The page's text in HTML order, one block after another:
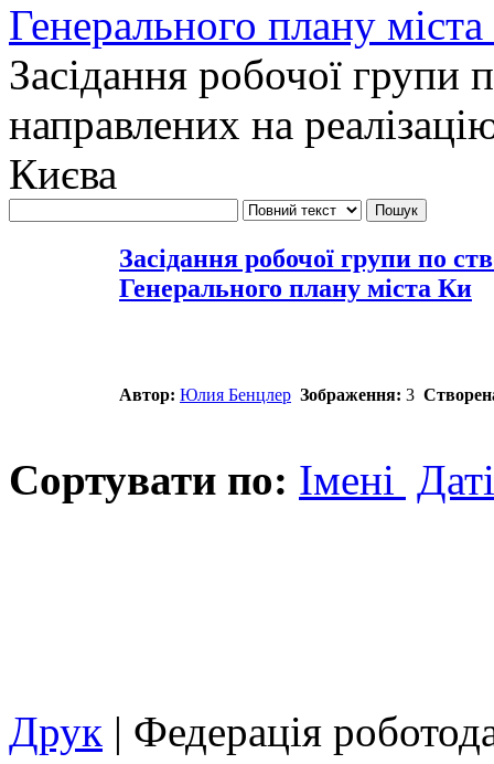
Генерального плану
Засідання робочої групи
направлених на
Києва
Засідання робочої групи по
Генерального плану міста Ки
Автор: Юлия Бенцлер Зображення: 3
Сортувати по: Імені
Друк | Федерація